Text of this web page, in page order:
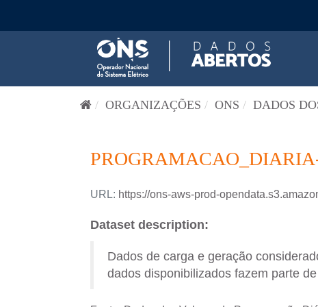
ORGANIZAÇÕES ONS DADOS
URL: https://ons-aws-prod-
Dataset description:
Dados de carga e geração
dados disponibilizados fazem parte